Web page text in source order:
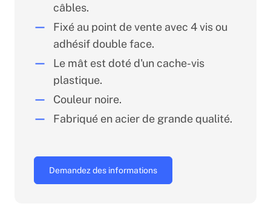
câbles.
Fixé au point de vente avec 4 vis ou
adhésif double face.
Le mât est doté d'un cache-vis
plastique.
Couleur noire.
Fabriqué en acier de grande qualité.
Demandez des informations